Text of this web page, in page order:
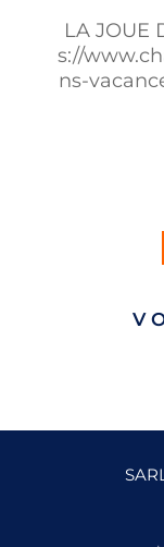
LA JOUE
s://
ns-